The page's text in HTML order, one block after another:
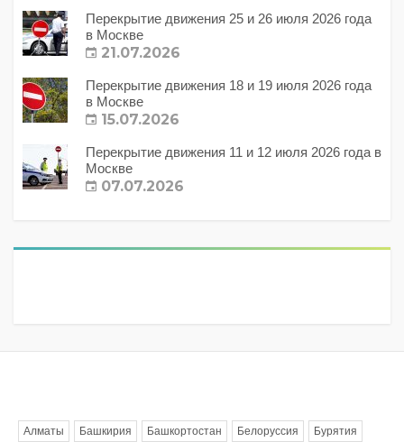
Перекрытие движения 25 и 26 июля 2026 года
в Москве
21.07.2026
Перекрытие движения 18 и 19 июля 2026 года
в Москве
15.07.2026
Перекрытие движения 11 и 12 июля 2026 года в
Москве
07.07.2026
Алматы Башкирия Башкортостан Белоруссия Бурятия